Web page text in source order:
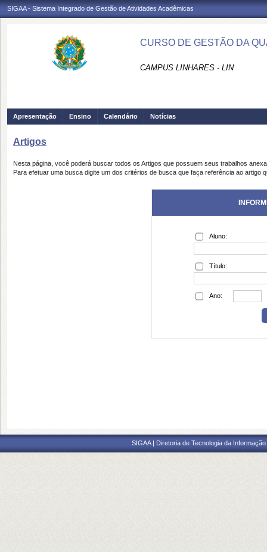
SIGAA - Sistema Integrado de Gestão de Atividades Acadêmicas
CURSO DE GESTÃO DA
CAMPUS LINHARES - LIN
Apresentação Ensino Calendário Notícias
Artigos
Nesta página, você poderá buscar todos os Artigos que possuem seus trabalhos
Para efetuar uma busca digite um dos critérios de busca que faça referência ao artigo
Aluno:
Título:
Ano:
SIGAA | Diretoria de Tecnologia da